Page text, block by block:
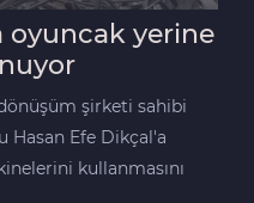
oyuncak yerine
şirketi sahibi
Hasan Efe Dikçal'a
kullanmasını